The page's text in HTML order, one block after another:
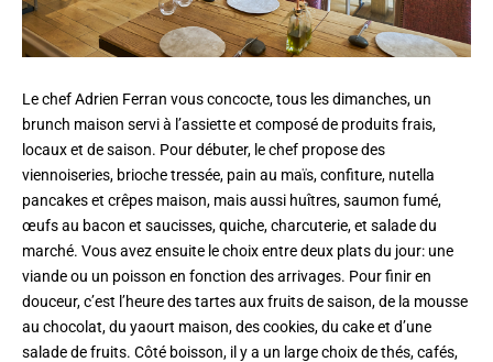
Le chef Adrien Ferran vous concocte, tous les dimanches, un
brunch maison servi à l’assiette et composé de produits frais,
locaux et de saison. Pour débuter, le chef propose des
viennoiseries, brioche tressée, pain au maïs, confiture, nutella
pancakes et crêpes maison, mais aussi huîtres, saumon fumé,
œufs au bacon et saucisses, quiche, charcuterie, et salade du
marché. Vous avez ensuite le choix entre deux plats du jour: une
viande ou un poisson en fonction des arrivages. Pour finir en
douceur, c’est l’heure des tartes aux fruits de saison, de la mousse
au chocolat, du yaourt maison, des cookies, du cake et d’une
salade de fruits. Côté boisson, il y a un large choix de thés, cafés,